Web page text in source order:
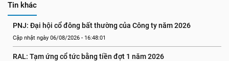
Tin khác
PNJ: Đại hội cổ đông bất thường của Công ty năm 2026
Cập nhật ngày 06/08/2026 - 16:48:01
RAL: Tạm ứng cổ tức bằng tiền đợt 1 năm 2026